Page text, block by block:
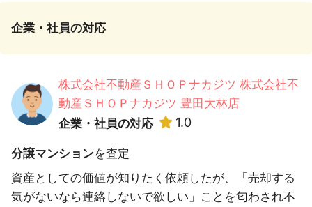
企業・社員の対応
株式会社不動産ＳＨＯＰナカジツ 株式会社不
動産ＳＨＯＰナカジツ 豊田大林店
企業・社員の対応
1.0
分譲マンションを査定
資産としての価値が知りたく依頼したが、「売却する
気がないなら連絡しないで欲しい」ことを匂わされ不